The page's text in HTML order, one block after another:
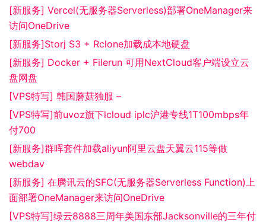
[新服务] Vercel(无服务器Serverless)部署OneManager来
访问OneDrive
[新服务]Storj S3 + Rclone加载成本地硬盘
[新服务] Docker + Filerun 可用NextCloud客户端设立云
盘网盘
[VPS特写] 韩国蘑菇独服 –
[VPS特写]前uvoz旗下lcloud iplc沪港专线1T100mbps年
付700
[新服务]群晖套件加载aliyun阿里云盘天翼云115等做
webdav
[新服务] 在腾讯云的SFC(无服务器Serverless Function)上
面部署OneManager来访问OneDrive
[VPS特写]绿云8888三周年美国东部Jacksonville的三年付